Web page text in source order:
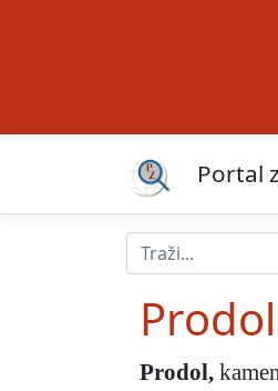
Portal
Prodol
Prodol,